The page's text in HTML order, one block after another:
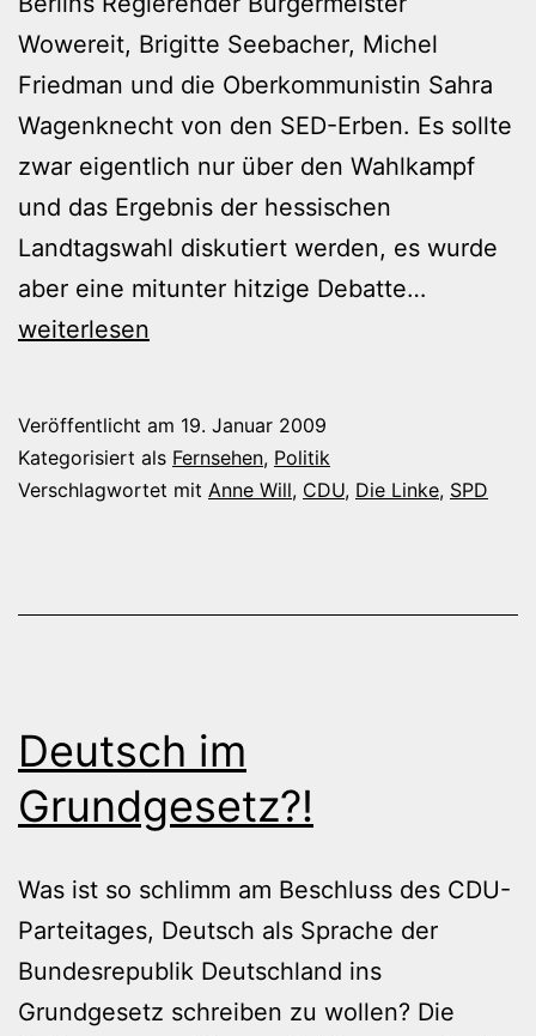
Wowereit, Brigitte Seebacher, Michel
Friedman und die Oberkommunistin Sahra
Wagenknecht von den SED-Erben. Es sollte
zwar eigentlich nur über den Wahlkampf
und das Ergebnis der hessischen
Landtagswahl diskutiert werden, es wurde
aber eine mitunter hitzige Debatte…
weiterlesen
Veröffentlicht am 19. Januar 2009
Kategorisiert als Fernsehen, Politik
Verschlagwortet mit Anne Will, CDU, Die Linke, SPD
Deutsch im
Grundgesetz?!
Was ist so schlimm am Beschluss des CDU-
Parteitages, Deutsch als Sprache der
Bundesrepublik Deutschland ins
Grundgesetz schreiben zu wollen? Die